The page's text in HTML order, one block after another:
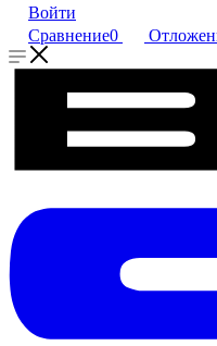
Войти
Сравнение0